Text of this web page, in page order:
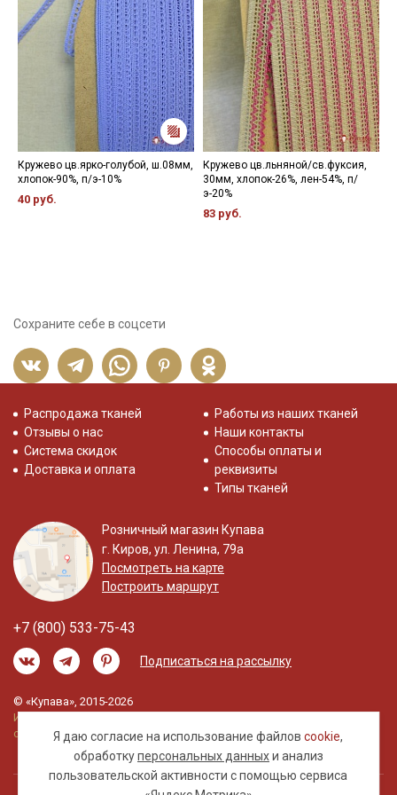
Кружево цв.ярко-голубой, ш.08мм,
хлопок-90%, п/э-10%
40 руб.
Кружево цв.льняной/св.фуксия,
30мм, хлопок-26%, лен-54%, п/
э-20%
83 руб.
Сохраните себе в соцсети
Я даю согласие на использование файловcookie,
обработкуперсональных данныхи анализ
пользовательской активности с помощью сервиса
Распродажа тканей
Отзывы о нас
Система скидок
Доставка и оплата
Работы из наших тканей
Наши контакты
Способы оплаты и
реквизиты
Типы тканей
Розничный магазин Купава
г. Киров, ул. Ленина, 79а
Посмотреть на карте
Построить маршрут
+7 (800) 533-75-43
Подписаться на рассылку
© «Купава», 2015-2026
Информация на сайте не является публичной
офертой.